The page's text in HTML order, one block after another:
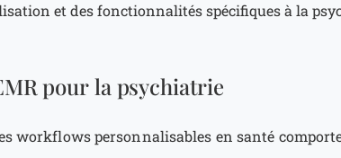
et des fonctionnalités spécifiques à la
pour la psychiatrie
workflows personnalisables en santé